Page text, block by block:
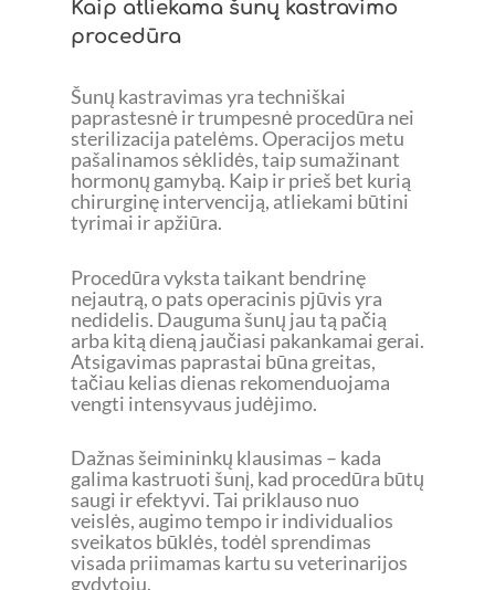
Kaip atliekama šunų kastravimo
procedūra
Šunų kastravimas yra techniškai
paprastesnė ir trumpesnė procedūra nei
sterilizacija patelėms. Operacijos metu
pašalinamos sėklidės, taip sumažinant
hormonų gamybą. Kaip ir prieš bet kurią
chirurginę intervenciją, atliekami būtini
tyrimai ir apžiūra.
Procedūra vyksta taikant bendrinę
nejautrą, o pats operacinis pjūvis yra
nedidelis. Dauguma šunų jau tą pačią
arba kitą dieną jaučiasi pakankamai gerai.
Atsigavimas paprastai būna greitas,
tačiau kelias dienas rekomenduojama
vengti intensyvaus judėjimo.
Dažnas šeimininkų klausimas – kada
galima kastruoti šunį, kad procedūra būtų
saugi ir efektyvi. Tai priklauso nuo
veislės, augimo tempo ir individualios
sveikatos būklės, todėl sprendimas
visada priimamas kartu su veterinarijos
gydytoju.